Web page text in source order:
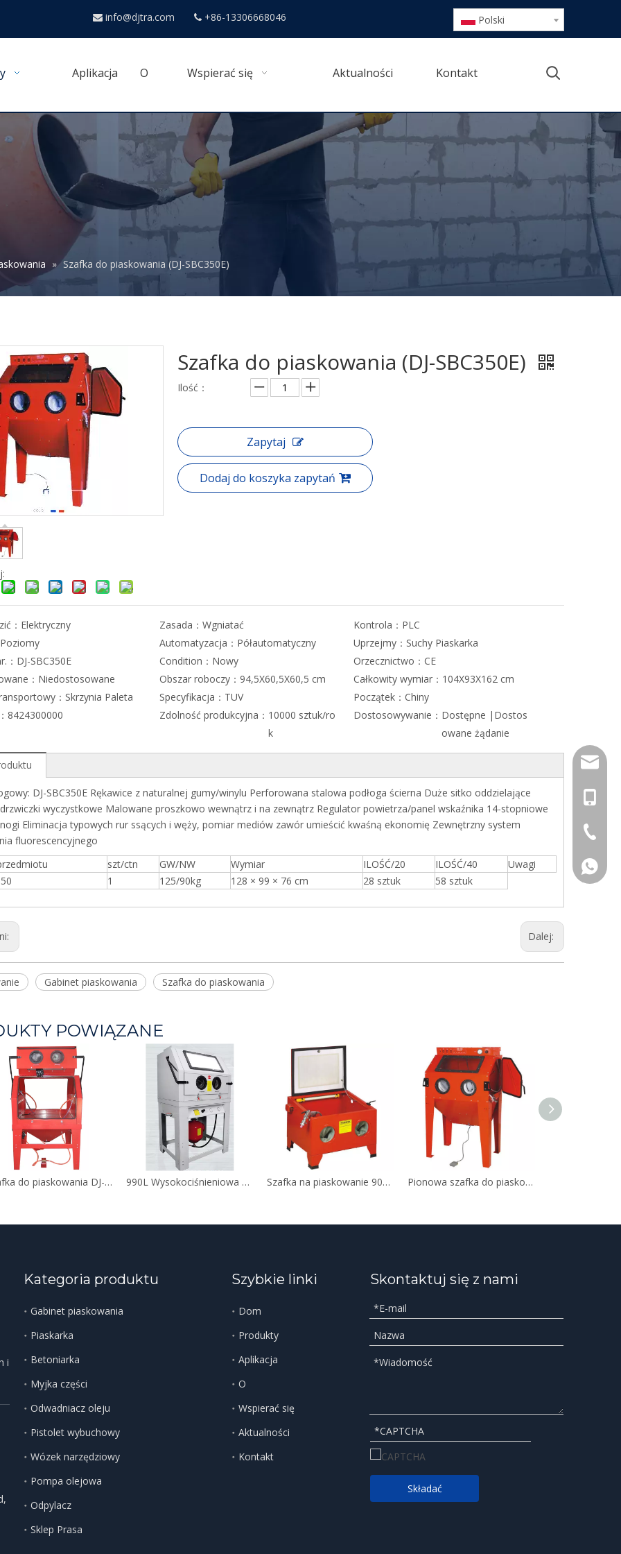
 info@djtra.com  +86-13306668046 Polski
Aplikacja O Wspierać się Aktualności Kontakt
» Szafka do piaskowania (DJ-SBC350E)
Szafka do piaskowania (DJ-SBC350E)
Ilość：
Zapytaj
Dodaj do koszyka zapytań
： Elektryczny Zasada： Wgniatać Kontrola： PLC
Poziomy Automatyzacja： Półautomatyczny Uprzejmy： Suchy Piaskarka
： DJ-SBC350E Condition： Nowy Orzecznictwo： CE
： Niedostosowane Obszar roboczy： 94,5X60,5X60,5 cm Całkowity wymiar： 104X93X162 cm
： Skrzynia Paleta Specyfikacja： TUV Początek： Chiny
8424300000 Zdolność produkcyjna： 10000 sztuk/ro
k
Dostosowywanie： Dostępne |Dostos
owane żądanie
DJ-SBC350E Rękawice z naturalnej gumy/winylu Perforowana stalowa podłoga ścierna Duże sitko oddzielające
wyczystkowe Malowane proszkowo wewnątrz i na zewnątrz Regulator powietrza/panel wskaźnika 14-stopniowe
Eliminacja typowych rur ssących i węży, pomiar mediów zawór umieścić kwaśną ekonomię Zewnętrzny system
fluorescencyjnego
szt/ctn GW/NW Wymiar ILOŚĆ/20 ILOŚĆ/40
Uwagi
1 125/90kg 128 × 99 × 76 cm 28 sztuk 58 sztuk
Dalej:
Gabinet piaskowania Szafka do piaskowania
POWIĄZANE
Szafka do piaskowania DJ-SBC1200 990L Wysokociśnieniowa piaskarka szafkowa Szafka na piaskowanie 90L (DJ-SBC90) Pionowa szafka do piaskowania 350L (DJ-SBC350)
i
Kategoria produktu
Gabinet piaskowania
Piaskarka
Betoniarka
Myjka części
Odwadniacz oleju
Pistolet wybuchowy
Wózek narzędziowy
Pompa olejowa
Odpylacz
Sklep Prasa
Szybkie linki
Dom
Produkty
Aplikacja
O
Wspierać się
Aktualności
Kontakt
+86-
+86-
Skontaktuj się z nami
Składać